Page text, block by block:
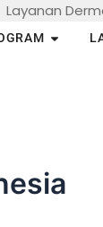
Layanan
Open